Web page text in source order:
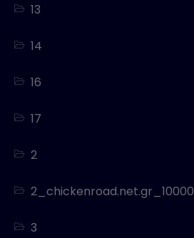
13
14
16
17
2
2_chickenroad.net.gr_10000
3